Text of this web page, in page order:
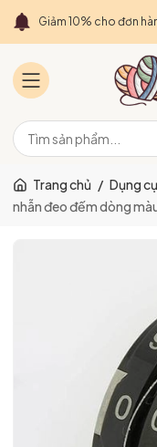
Giảm 10% cho đơn
Trang chủ / Dụng
nhẫn đeo đếm dòng